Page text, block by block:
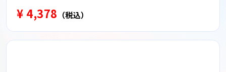
¥ 4,378 （税込）